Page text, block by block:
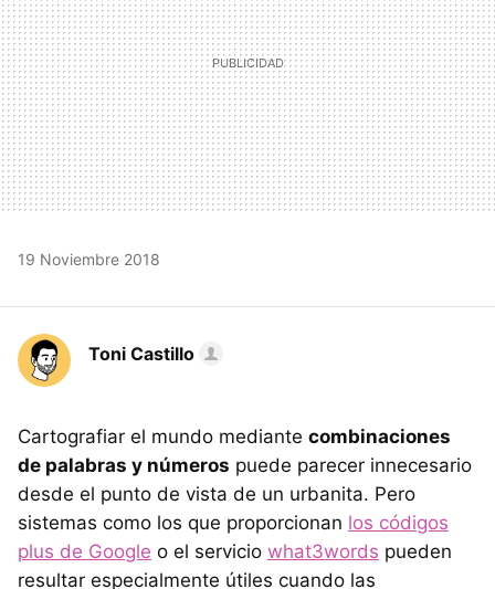
19 Noviembre 2018
Toni Castillo
Cartografiar el mundo mediante combinaciones
de palabras y números puede parecer innecesario
desde el punto de vista de un urbanita. Pero
sistemas como los que proporcionan los códigos
plus de Google o el servicio what3words pueden
resultar especialmente útiles cuando las